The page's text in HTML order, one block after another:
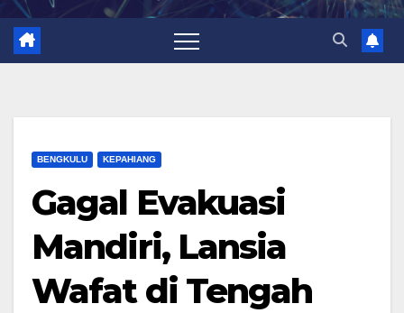
BENGKULU KEPAHIANG
Gagal Evakuasi
Mandiri, Lansia
Wafat di Tengah